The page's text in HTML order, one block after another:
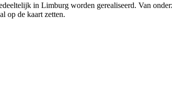
in Limburg worden gerealiseerd. Van
op de kaart zetten.